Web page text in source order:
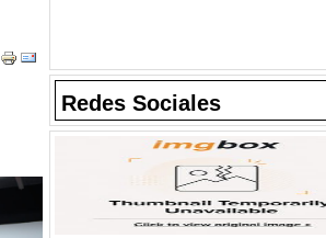
Redes Sociales